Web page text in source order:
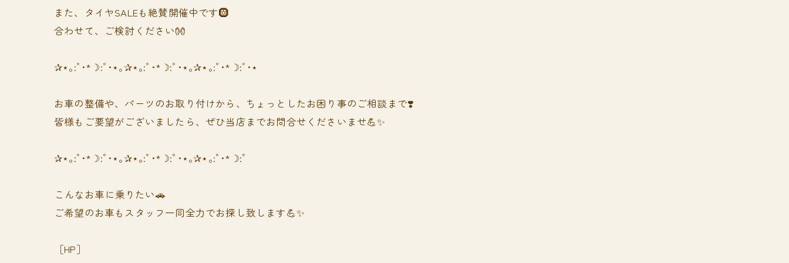
また、タイヤSALEも絶賛開催中です🛞
合わせて、ご検討ください👐
✰⋆｡:ﾟ･*☽:ﾟ･⋆｡✰⋆｡:ﾟ･*☽:ﾟ･⋆｡✰⋆｡:ﾟ･*☽:ﾟ･⋆
お車の整備や、パーツのお取り付けから、ちょっとしたお困り事のご相談まで❣️
皆様もご要望がございましたら、ぜひ当店までお問合せくださいませ💪✨
✰⋆｡:ﾟ･*☽:ﾟ･⋆｡✰⋆｡:ﾟ･*☽:ﾟ･⋆｡✰⋆｡:ﾟ･*☽:ﾟ
⁡⁡⁡こんなお車に乗りたい🚗
ご希望のお車もスタッフ一同全力でお探し致します💪✨
［HP］